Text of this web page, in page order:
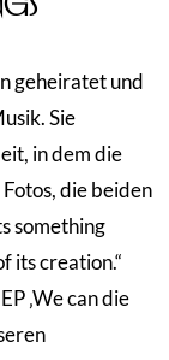
geheiratet und
Sie
in dem die
die beiden
something
its creation.“
‚We can die